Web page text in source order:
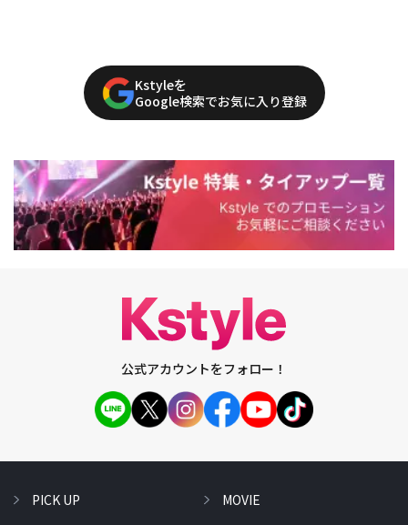
Kstyleを
Google検索でお気に入り登録
公式アカウントをフォロー！
PICK UP MOVIE